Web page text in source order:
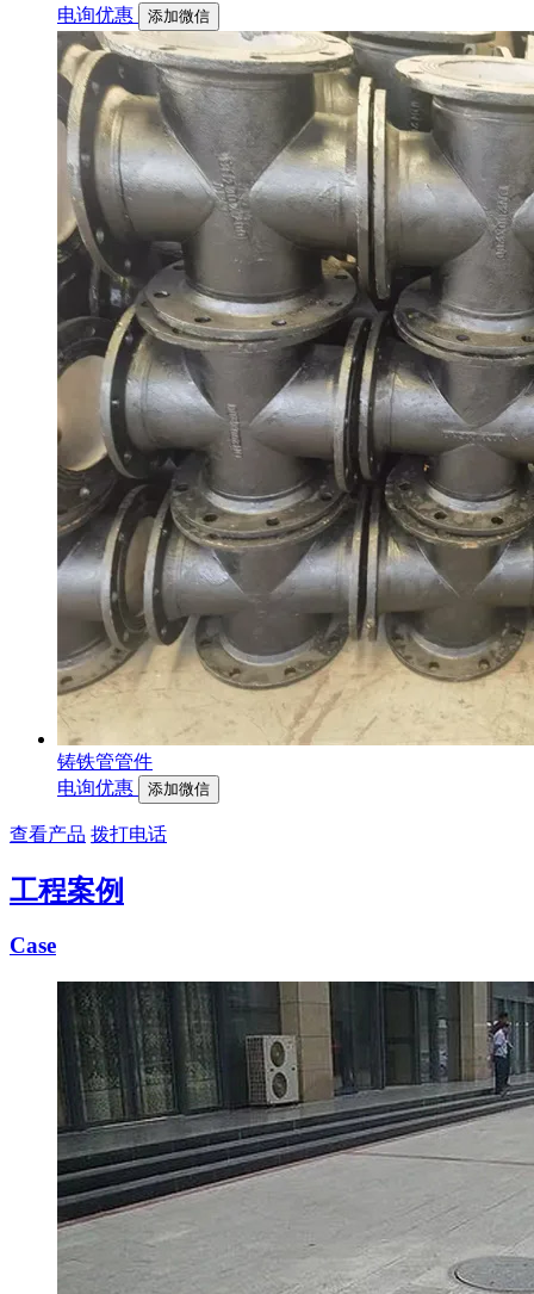
电询优惠
添加微信
铸铁管管件
电询优惠
添加微信
查看产品 拨打电话
工程案例
Case